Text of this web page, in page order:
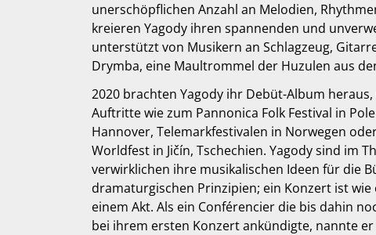
unerschöpflichen Anzahl an Melodien,
kreieren Yagody ihren spannenden und
unterstützt von Musikern an Schlagzeug,
Drymba, eine Maultrommel der Huzulen aus
2020 brachten Yagody ihr Debüt-Album
Auftritte wie zum Pannonica Folk Festival in
Hannover, Telemarkfestivalen in Norwegen
Worldfest in Jičín, Tschechien. Yagody sind im
verwirklichen ihre musikalischen Ideen für die
dramaturgischen Prinzipien; ein Konzert ist wie
einem Akt. Als ein Conférencier die bis dahin
bei ihrem ersten Konzert ankündigte, nannte er